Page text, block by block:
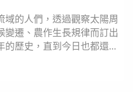
域的人們，透過觀察太陽周
變遷、農作生長規律而訂出
歷史，直到今日也都還影
俗諺道：「種田無定
於農家的重要。在節氣命